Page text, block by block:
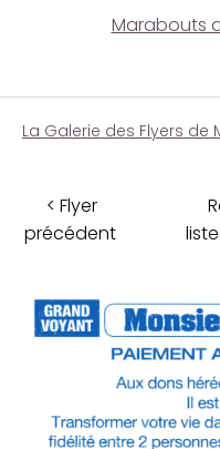
Marabouts
La Galerie des Flyers de
< Flyer
précédent
liste